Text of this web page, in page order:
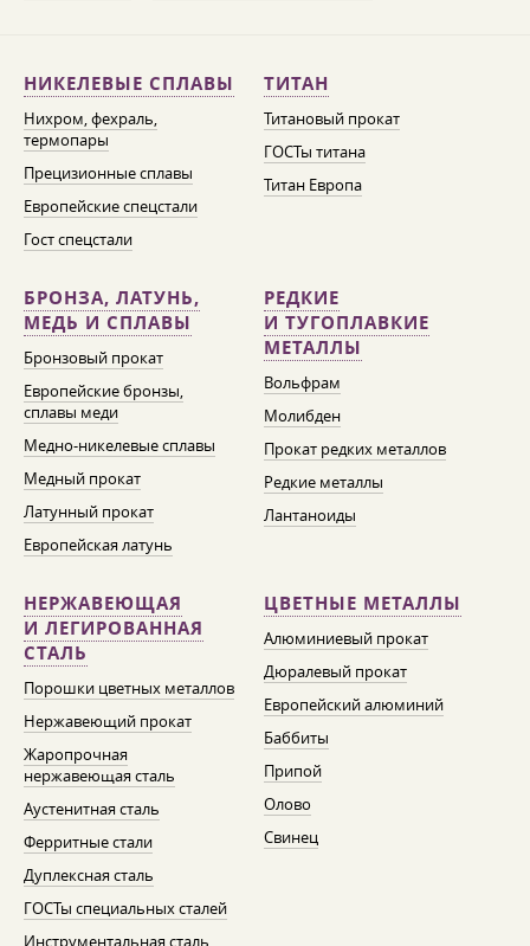
НИКЕЛЕВЫЕ СПЛАВЫ
Нихром, фехраль,
термопары
Прецизионные сплавы
Европейские спецстали
Гост спецстали
ТИТАН
Титановый прокат
ГОСТы титана
Титан Европа
БРОНЗА, ЛАТУНЬ,
МЕДЬ И СПЛАВЫ
Бронзовый прокат
Европейские бронзы,
сплавы меди
Медно-никелевые сплавы
Медный прокат
Латунный прокат
Европейская латунь
РЕДКИЕ
И ТУГОПЛАВКИЕ
МЕТАЛЛЫ
Вольфрам
Молибден
Прокат редких металлов
Редкие металлы
Лантаноиды
НЕРЖАВЕЮЩАЯ
И ЛЕГИРОВАННАЯ
СТАЛЬ
Порошки цветных металлов
Нержавеющий прокат
Жаропрочная
нержавеющая сталь
Аустенитная сталь
Ферритные стали
Дуплексная сталь
ГОСТы специальных сталей
Инструментальная сталь
ЦВЕТНЫЕ МЕТАЛЛЫ
Алюминиевый прокат
Дюралевый прокат
Европейский алюминий
Баббиты
Припой
Олово
Свинец